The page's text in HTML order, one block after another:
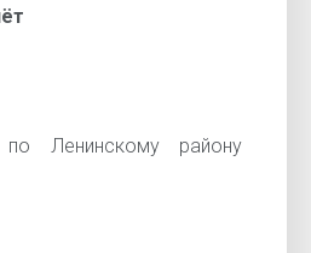
Ленинскому району